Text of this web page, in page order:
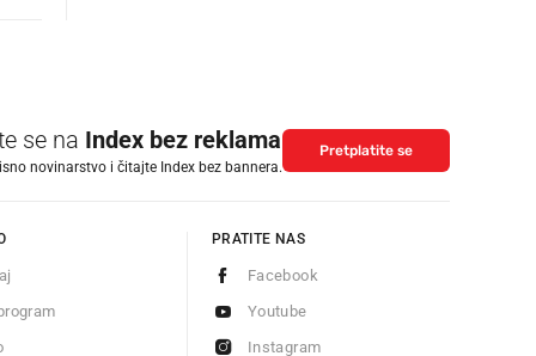
se na Index bez reklama
novinarstvo i čitajte Index bez bannera.
Pretplatite se
PRATITE NAS
Facebook
Youtube
Instagram